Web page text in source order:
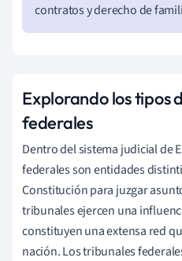
contratos y derecho de
Explorando los tipos
federales
Dentro del sistema judicial de
federales son entidades
Constitución para juzgar
tribunales ejercen una
constituyen una extensa red
nación. Los tribunales